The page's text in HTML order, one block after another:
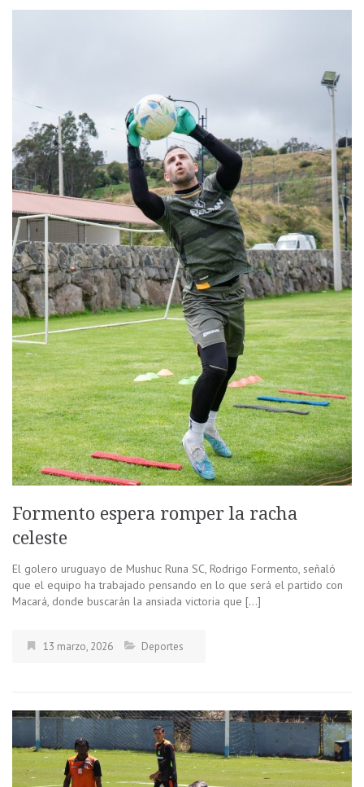
Formento espera romper la racha
celeste
El golero uruguayo de Mushuc Runa SC, Rodrigo Formento, señaló
que el equipo ha trabajado pensando en lo que será el partido con
Macará, donde buscarán la ansiada victoria que […]
13 marzo, 2026 Deportes